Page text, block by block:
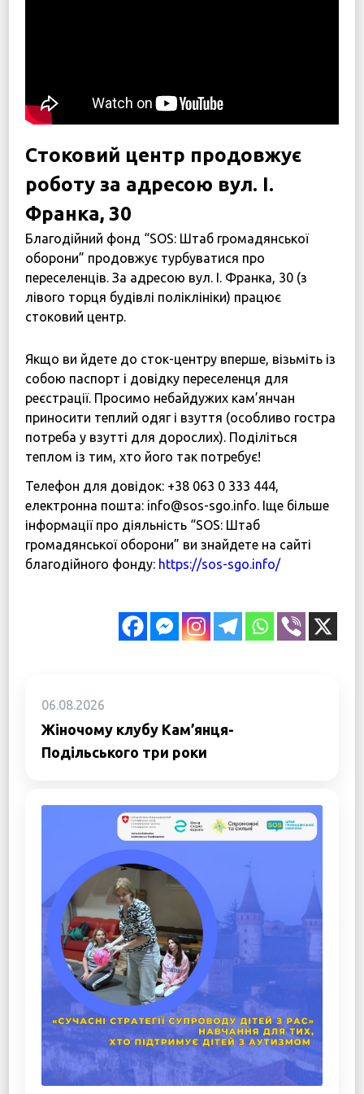
Новини
Прозорість та звітність
Закупівлі
Політики
Україна, м. Кам’янець-Подільський,
вул. Івана Франка, 30
sos.fondbf@gmail.com
Стоковий центр продовжує
роботу за адресою вул. І.
Франка, 30
Благодійний фонд “SOS: Штаб громадянської
оборони” продовжує турбуватися про
переселенців. За адресою вул. І. Франка, 30 (з
лівого торця будівлі поліклініки) працює
стоковий центр.
Якщо ви йдете до сток-центру вперше, візьміть із
собою паспорт і довідку переселенця для
реєстрації. Просимо небайдужих кам’янчан
приносити теплий одяг і взуття (особливо гостра
потреба у взутті для дорослих). Поділіться
теплом із тим, хто його так потребує!
Телефон для довідок: +38 063 0 333 444,
електронна пошта: info@sos-sgo.info. Іще більше
інформації про діяльність “SOS: Штаб
громадянської оборони” ви знайдете на сайті
благодійного фонду: https://sos-sgo.info/
06.08.2026
Жіночому клубу Кам’янця-
Подільського три роки